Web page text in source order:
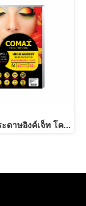
135แกรม กระดาษอิงค์เจ็ท โคแม็กซ์ มันวาว A4 (50แผ่น/แพ็ค)